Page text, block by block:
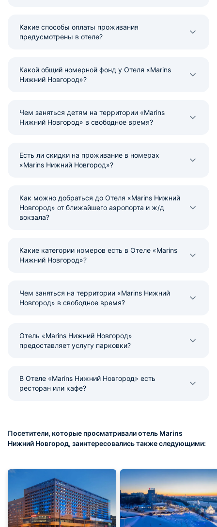
Какие способы оплаты проживания
предусмотрены в отеле?
Какой общий номерной фонд у Отеля «Marins
Нижний Новгород»?
Чем заняться детям на территории «Marins
Нижний Новгород» в свободное время?
Есть ли скидки на проживание в номерах
«Marins Нижний Новгород»?
Как можно добраться до Отеля «Marins Нижний
Новгород» от ближайшего аэропорта и ж/д
вокзала?
Какие категории номеров есть в Отеле «Marins
Нижний Новгород»?
Чем заняться на территории «Marins Нижний
Новгород» в свободное время?
Отель «Marins Нижний Новгород»
предоставляет услугу парковки?
В Отеле «Marins Нижний Новгород» есть
ресторан или кафе?
Посетители, которые просматривали отель Marins
Нижний Новгород, заинтересовались также следующими: